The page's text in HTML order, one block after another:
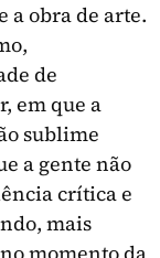
a obra de arte.
de
em que a
sublime
a gente não
crítica e
mais